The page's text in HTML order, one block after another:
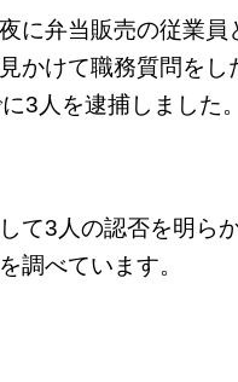
に弁当販売の従業員
かけて職務質問をし
3人を逮捕しました。
て3人の認否を明ら
調べています。